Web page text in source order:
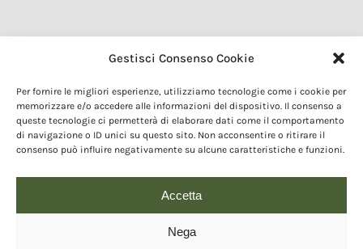
Gestisci Consenso Cookie
Per fornire le migliori esperienze, utilizziamo tecnologie come i cookie per
memorizzare e/o accedere alle informazioni del dispositivo. Il consenso a
queste tecnologie ci permetterà di elaborare dati come il comportamento
di navigazione o ID unici su questo sito. Non acconsentire o ritirare il
consenso può influire negativamente su alcune caratteristiche e funzioni.
Accetta
Nega
Glossario DOP IGP
Marchi DOP IGP
Normativa prodotti DOP IGP
Consorzi di Tutela
Farm To Fork e prodotti DOP IGP